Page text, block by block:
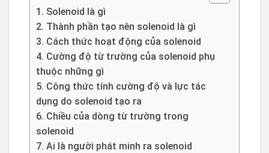
1. Solenoid là gì
2. Thành phần tạo nên solenoid là gì
3. Cách thức hoạt động của solenoid
4. Cường độ từ trường của solenoid phụ
thuộc những gì
5. Công thức tính cường độ và lực tác
dụng do solenoid tạo ra
6. Chiều của dòng từ trường trong
solenoid
7. Ai là người phát minh ra solenoid